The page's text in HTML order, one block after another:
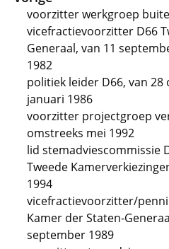
voorzitter werkgroep
vicefractievoorzitter D66
Generaal, van 11
1982
politiek leider D66, van
januari 1986
voorzitter projectgroep
omstreeks mei 1992
lid stemadviescommissie
Tweede
1994
vicefractievoorzitter/
Kamer der Staten-
september 1989